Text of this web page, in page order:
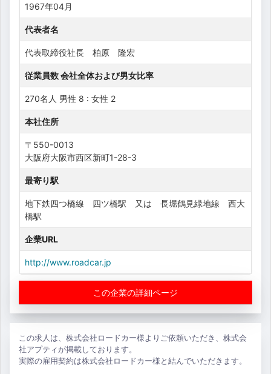
1967年04月
代表者名
代表取締役社長 柏原 隆宏
従業員数 会社全体および男女比率
270名人 男性 8 : 女性 2
本社住所
〒550-0013
大阪府大阪市西区新町1-28-3
最寄り駅
地下鉄四つ橋線 四ツ橋駅 又は 長堀鶴見緑地線 西大
橋駅
企業URL
http://www.roadcar.jp
この企業の詳細ページ
この求人は、株式会社ロードカー様よりご依頼いただき、株式会
社アプティが掲載しております。
実際の雇用契約は株式会社ロードカー様と結んでいただきます。